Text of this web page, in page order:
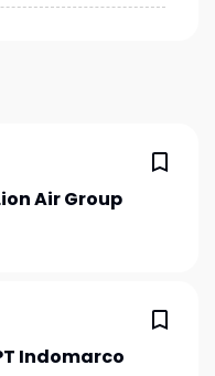
Air Group
Indomarco